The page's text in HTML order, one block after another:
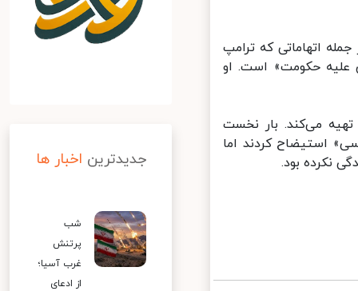
از جمله اتهاماتی که ترامپ
حکومت» است. او
می‌کند. بار نخست
استیضاح کردند اما
نکرده بود.
جدیدترین اخبار ها
شب
پرتنش
غرب آسیا؛
از ادعای